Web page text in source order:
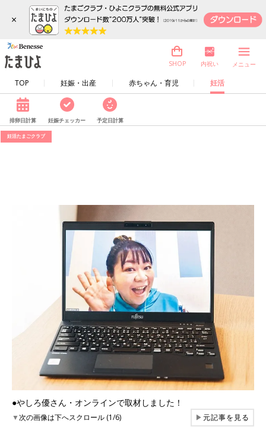
×
TOP 妊娠・出産 赤ちゃん・育児 妊活
SHOP 内祝い メニュー
排卵日計算 妊娠チェッカー 予定日計算
妊活たまごクラブ
●やしろ優さん・オンラインで取材しました！
▼次の画像は下へスクロール (1/6) ▶元記事を見る